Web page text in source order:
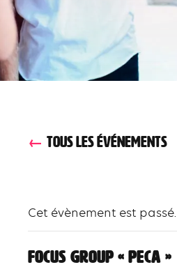
TOUS LES ÉVÉNEMENTS
Cet évènement est passé.
Focus group « PECA »